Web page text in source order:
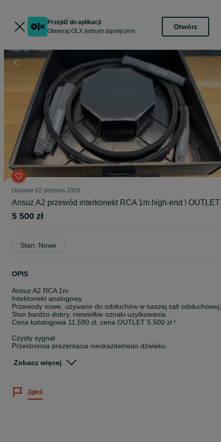
Przejdź do aplikacji
Otwieraj OLX jednym tapnięciem
Otwórz
Dodane 02 sierpnia 2026
Ansuz A2 przewód interkonekt RCA 1m high-end ! OUTLET
5 500 zł
Stan: Nowe
OPIS
Ansuz A2 RCA 1m
Intektonekt analogowy
Przewody nowe, używane do odsłuchów w naszej sali odsłuchowej.
Stan bardzo dobry, niewielkie oznaki użytkowania
Cena katalogowa 11.590 zł, cena OUTLET 5.500 zł !
Czysty sygnał
Przestronna prezentacja nieskazitelnego dźwięku
autorską technologię redukcji szumów, opartą na podwójnie
ekspansywną i spójną scenę dźwiękową.
Zobacz więcej
Zgłoś